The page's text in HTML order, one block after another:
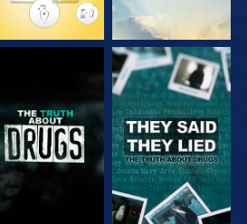
СМОТРЕТЬ СМОТРЕТЬ